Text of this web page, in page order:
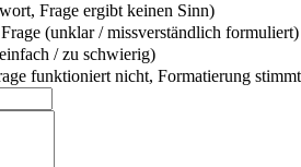
Frage ergibt keinen Sinn)
(unklar / missverständlich formuliert)
/ zu schwierig)
funktioniert nicht, Formatierung